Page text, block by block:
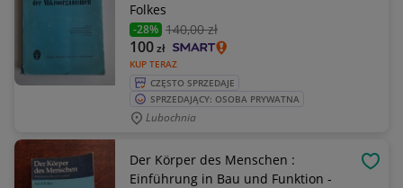
Folkes
-28% 140,00 zł
KUP TERAZ
100zł
CZĘSTO SPRZEDAJE
SPRZEDAJĄCY: OSOBA PRYWATNA
Lubochnia
Der Körper des Menschen :
Einführung in Bau und Funktion -